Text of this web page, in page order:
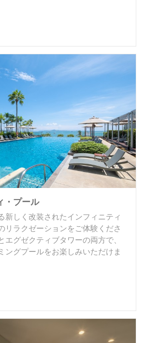
・プール
新しく改装されたインフィニティ
リラクゼーションをご体験くださ
エグゼクティブタワーの両方で、
ングプールをお楽しみいただけま